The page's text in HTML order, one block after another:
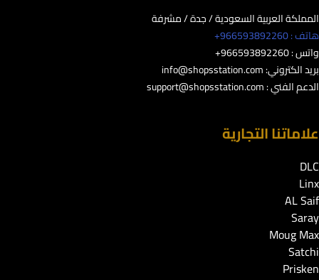
المملكة العربية السعودية / جدة / مشرفة
هاتف : 966593892260+
واتس : 966593892260+
بريد الكتروني:info@shopsstation.com
الدعم الفني :support@shopsstation.com
علاماتنا التجارية
DLC
Linx
AL Saif
Saray
Moug Max
Satchi
Prisken